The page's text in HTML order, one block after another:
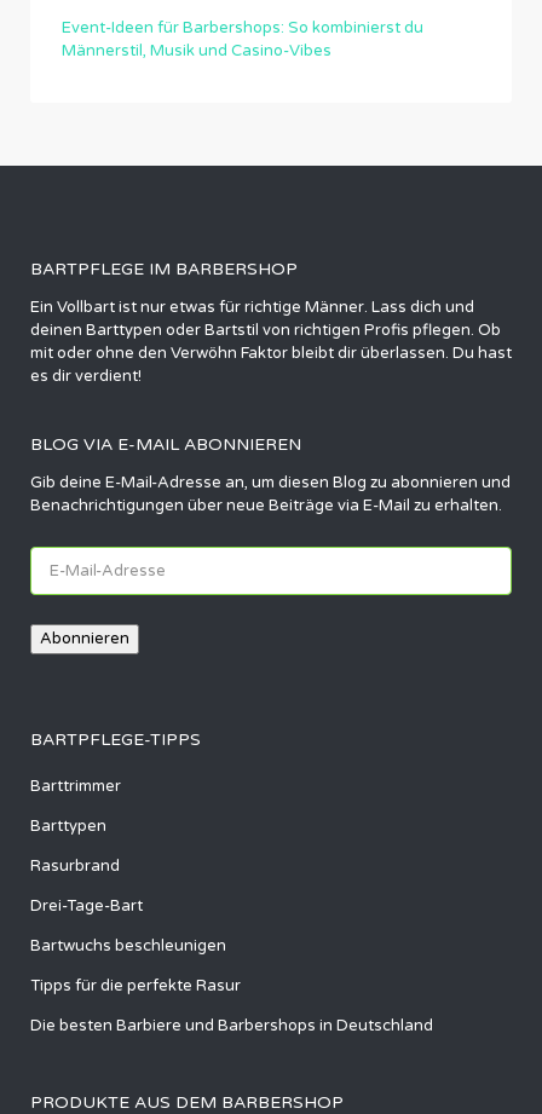
Event-Ideen für Barbershops: So kombinierst du
Männerstil, Musik und Casino-Vibes
BARTPFLEGE IM BARBERSHOP
Ein Vollbart ist nur etwas für richtige Männer. Lass dich und
deinen Barttypen oder Bartstil von richtigen Profis pflegen. Ob
mit oder ohne den Verwöhn Faktor bleibt dir überlassen. Du hast
es dir verdient!
BLOG VIA E-MAIL ABONNIEREN
Gib deine E-Mail-Adresse an, um diesen Blog zu abonnieren und
Benachrichtigungen über neue Beiträge via E-Mail zu erhalten.
E-
Mail-
Abonnieren
BARTPFLEGE-TIPPS
Barttrimmer
Barttypen
Rasurbrand
Drei-Tage-Bart
Bartwuchs beschleunigen
Tipps für die perfekte Rasur
Die besten Barbiere und Barbershops in Deutschland
PRODUKTE AUS DEM BARBERSHOP